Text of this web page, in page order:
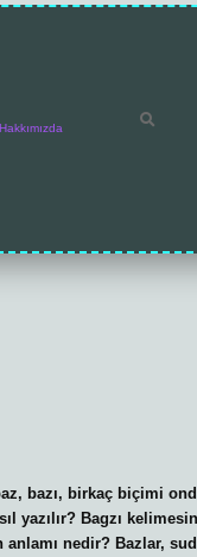
Hakkımızda
bazı, birkaç biçimi
yazılır? Bagzı
anlamı nedir? Bazlar,